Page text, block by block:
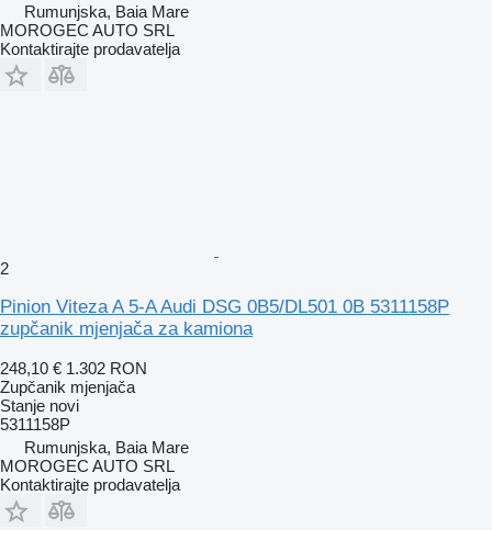
Rumunjska, Baia Mare
MOROGEC AUTO SRL
Kontaktirajte prodavatelja
2
Pinion Viteza A 5-A Audi DSG 0B5/DL501 0B 5311158P
zupčanik mjenjača za kamiona
248,10 € 1.302 RON
Zupčanik mjenjača
Stanje novi
5311158P
Rumunjska, Baia Mare
MOROGEC AUTO SRL
Kontaktirajte prodavatelja